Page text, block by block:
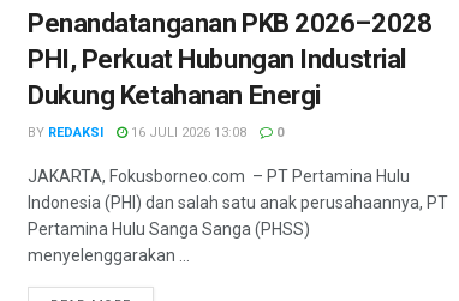
Penandatanganan PKB 2026–2028
PHI, Perkuat Hubungan Industrial
Dukung Ketahanan Energi
BY REDAKSI 16 JULI 2026 13:08 0
JAKARTA, Fokusborneo.com – PT Pertamina Hulu
Indonesia (PHI) dan salah satu anak perusahaannya, PT
Pertamina Hulu Sanga Sanga (PHSS)
menyelenggarakan ...